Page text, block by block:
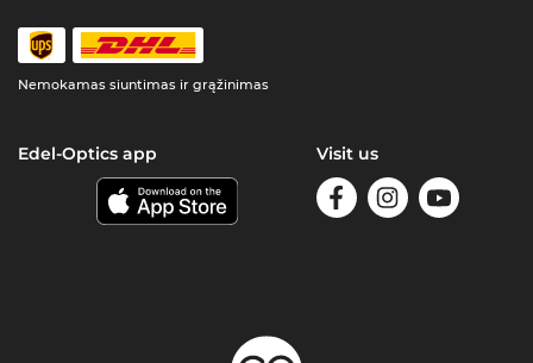
Nemokamas siuntimas ir grąžinimas
Edel-Optics app Visit us